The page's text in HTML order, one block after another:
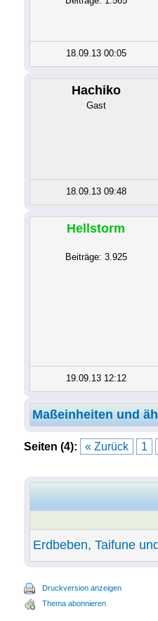
18.09.13 00:05
Hachiko
Gast
18.09.13 09:48
Hellstorm
Beiträge: 3.925
19.09.13 12:12
Maßeinheiten und
Seiten (4): « Zurück 1
Erdbeben, Taifune
Druckversion anzeigen
Thema abonnieren